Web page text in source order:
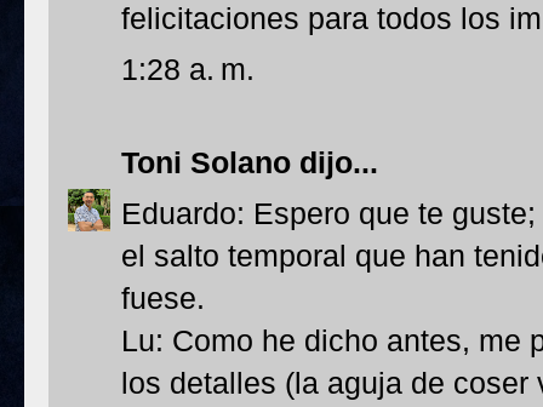
felicitaciones para todos los
1:28 a. m.
Toni Solano dijo...
Eduardo: Espero que te
el salto temporal que han
fuese.
Lu: Como he dicho antes, me
los detalles (la aguja de